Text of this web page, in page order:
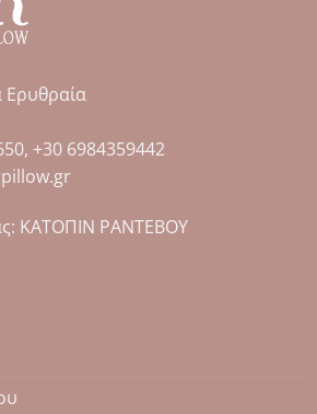
+30 6984359442
ΚΑΤΟΠΙΝ ΡΑΝΤΕΒΟΥ